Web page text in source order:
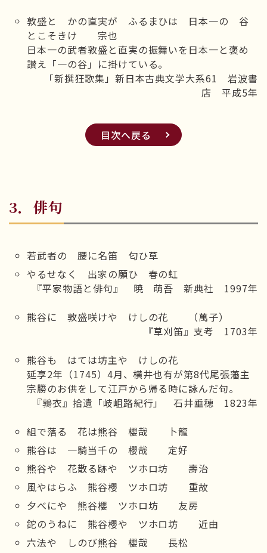
敦盛と かの直実が ふるまひは 日本一の 谷
とこそきけ 宗也
日本一の武者敦盛と直実の振舞いを日本一と褒め
讃え「一の谷」に掛けている。
「新撰狂歌集」新日本古典文学大系61 岩波書
店 平成5年
目次へ戻る
3．俳句
若武者の 腰に名笛 匂ひ草
やるせなく 出家の願ひ 春の虹
『平家物語と俳句』 暁 萌吾 新典社 1997年
熊谷に 敦盛咲けや けしの花 （萬子）
『草刈笛』支考 1703年
熊谷も はては坊主や けしの花
延享2年（1745）4月、横井也有が第8代尾張藩主
宗勝のお供をして江戸から帰る時に詠んだ句。
『鶉衣』拾遺「岐岨路紀行」 石井垂穂 1823年
組で落る 花は熊谷 櫻哉 卜龍
熊谷は 一騎当千の 櫻哉 定好
熊谷や 花散る跡や ツホロ坊 壽治
風やはらふ 熊谷櫻 ツホロ坊 重故
夕べにや 熊谷櫻 ツホロ坊 友房
鉈のうねに 熊谷櫻や ツホロ坊 近由
六法や しのび熊谷 櫻哉 長松